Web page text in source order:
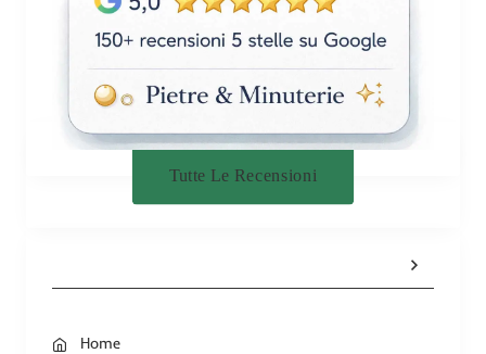
Tutte Le Recensioni
Home